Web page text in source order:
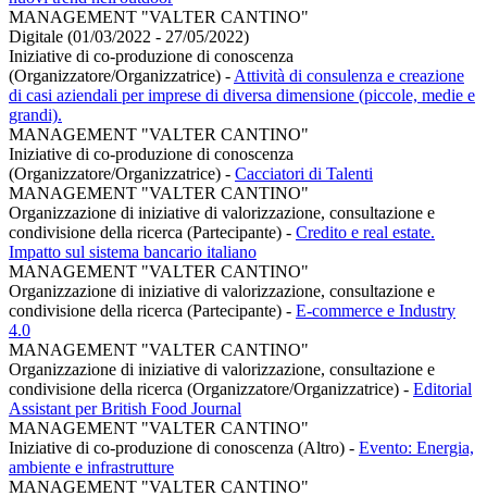
MANAGEMENT "VALTER CANTINO"
Digitale (01/03/2022 - 27/05/2022)
Iniziative di co-produzione di conoscenza
(Organizzatore/Organizzatrice) - Attività di consulenza e creazione
di casi aziendali per imprese di diversa dimensione (piccole, medie e
grandi).
MANAGEMENT "VALTER CANTINO"
Iniziative di co-produzione di conoscenza
(Organizzatore/Organizzatrice) - Cacciatori di Talenti
MANAGEMENT "VALTER CANTINO"
Organizzazione di iniziative di valorizzazione, consultazione e
condivisione della ricerca (Partecipante) - Credito e real estate.
Impatto sul sistema bancario italiano
MANAGEMENT "VALTER CANTINO"
Organizzazione di iniziative di valorizzazione, consultazione e
condivisione della ricerca (Partecipante) - E-commerce e Industry
4.0
MANAGEMENT "VALTER CANTINO"
Organizzazione di iniziative di valorizzazione, consultazione e
condivisione della ricerca (Organizzatore/Organizzatrice) - Editorial
Assistant per British Food Journal
MANAGEMENT "VALTER CANTINO"
Iniziative di co-produzione di conoscenza (Altro) - Evento: Energia,
ambiente e infrastrutture
MANAGEMENT "VALTER CANTINO"